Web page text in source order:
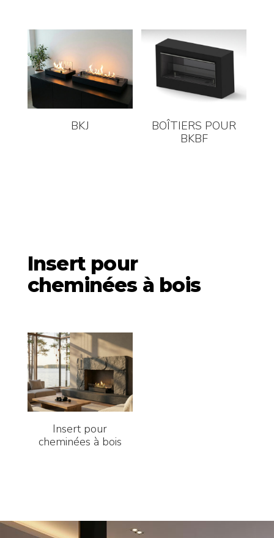
BKJ
BOÎTIERS POUR
BKBF
Insert pour
cheminées à bois
Insert pour
cheminées à bois